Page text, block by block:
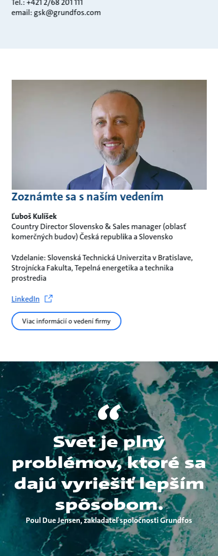
Tel.: +421 2/68 201 111
email: gsk@grundfos.com
Zoznámte sa s naším vedením
Ľuboš Kulíšek
Country Director Slovensko & Sales manager (oblasť
komerčných budov) Česká republika a Slovensko
Vzdelanie: Slovenská Technická Univerzita v Bratislave,
Strojnícka Fakulta, Tepelná energetika a technika
prostredia
LinkedIn
Viac informácií o vedení firmy
Svet je plný
problémov, ktoré sa
dajú vyriešiť lepším
spôsobom.
Poul Due Jensen, zakladateľ spoločnosti Grundfos